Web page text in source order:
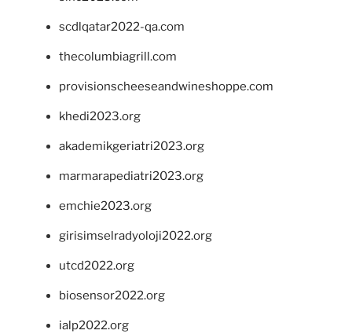
scdlqatar2022-qa.com
thecolumbiagrill.com
provisionscheeseandwineshoppe.com
khedi2023.org
akademikgeriatri2023.org
marmarapediatri2023.org
emchie2023.org
girisimselradyoloji2022.org
utcd2022.org
biosensor2022.org
ialp2022.org